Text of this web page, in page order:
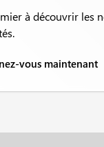
à découvrir les
vous maintenant